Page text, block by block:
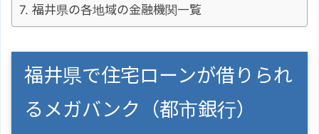
福井県の各地域の金融機関一覧
福井県で住宅ローンが借りられ
るメガバンク（都市銀行）